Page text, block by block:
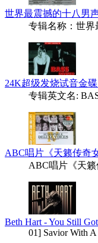
世界最震撼的十八男
专辑名称：世界
24K超级发烧试音金
专辑英文名:
ABC唱片《天籁传奇
ABC唱片《天
Beth Hart - You Still
01] Savior With A